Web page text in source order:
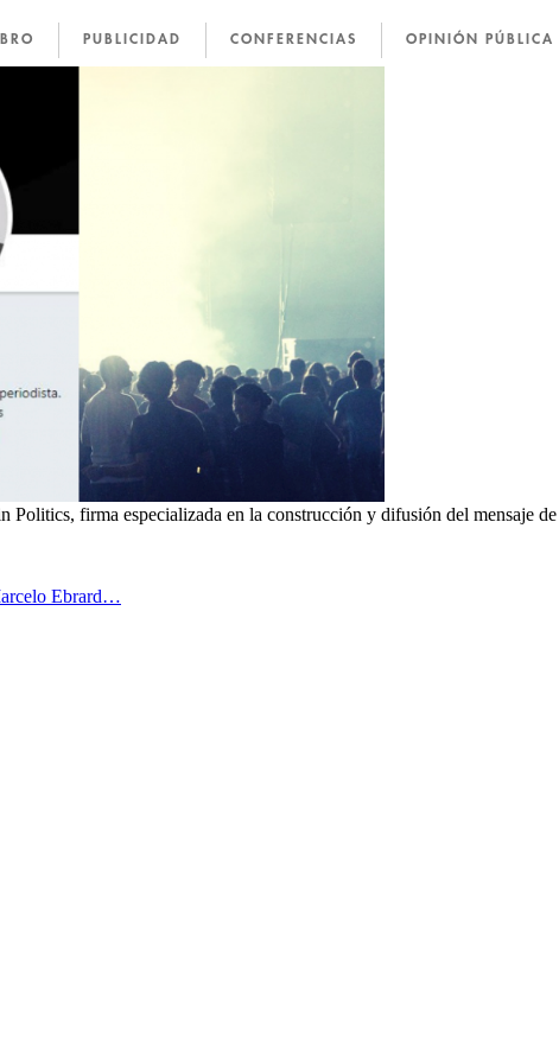
PUBLICIDAD CONFERENCIAS OPINIÓN PÚBLICA
firma especializada en la construcción y difusión del mensaje
Ebrard…